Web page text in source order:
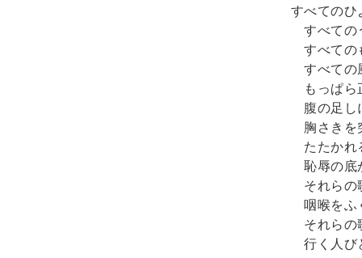
すべてのひ
すべての
すべての
すべての
もっぱら
腹の足し
胸さきを
たたかれ
恥辱の底
それらの
咽喉をふ
それらの
行く人び